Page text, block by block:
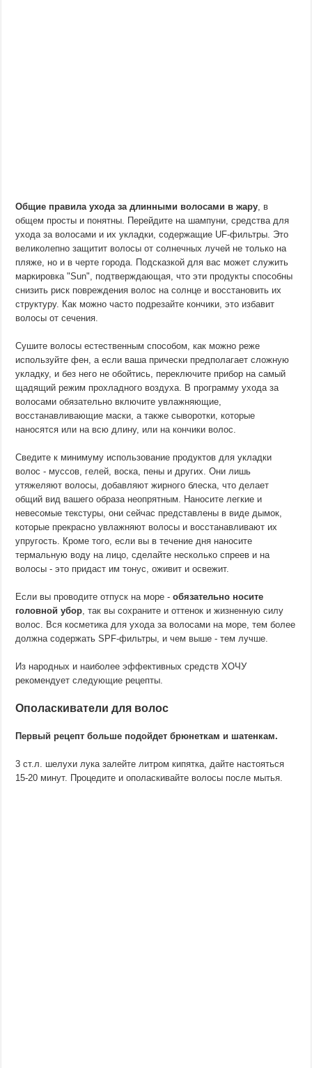
Общие правила ухода за длинными волосами в жару, в
общем просты и понятны. Перейдите на шампуни, средства для
ухода за волосами и их укладки, содержащие UF-фильтры. Это
великолепно защитит волосы от солнечных лучей не только на
пляже, но и в черте города. Подсказкой для вас может служить
маркировка "Sun", подтверждающая, что эти продукты способны
снизить риск повреждения волос на солнце и восстановить их
структуру. Как можно часто подрезайте кончики, это избавит
волосы от сечения.
Сушите волосы естественным способом, как можно реже
используйте фен, а если ваша прически предполагает сложную
укладку, и без него не обойтись, переключите прибор на самый
щадящий режим прохладного воздуха. В программу ухода за
волосами обязательно включите увлажняющие,
восстанавливающие маски, а также сыворотки, которые
наносятся или на всю длину, или на кончики волос.
Сведите к минимуму использование продуктов для укладки
волос - муссов, гелей, воска, пены и других. Они лишь
утяжеляют волосы, добавляют жирного блеска, что делает
общий вид вашего образа неопрятным. Наносите легкие и
невесомые текстуры, они сейчас представлены в виде дымок,
которые прекрасно увлажняют волосы и восстанавливают их
упругость. Кроме того, если вы в течение дня наносите
термальную воду на лицо, сделайте несколько спреев и на
волосы - это придаст им тонус, оживит и освежит.
Если вы проводите отпуск на море -обязательно носите
головной убор, так вы сохраните и оттенок и жизненную силу
волос. Вся косметика для ухода за волосами на море, тем более
должна содержать SPF-фильтры, и чем выше - тем лучше.
Из народных и наиболее эффективных средств ХОЧУ
рекомендует следующие рецепты.
Ополаскиватели для волос
Первый рецепт больше подойдет брюнеткам и шатенкам.
3 ст.л. шелухи лука залейте литром кипятка, дайте настояться
15-20 минут. Процедите и ополаскивайте волосы после мытья.